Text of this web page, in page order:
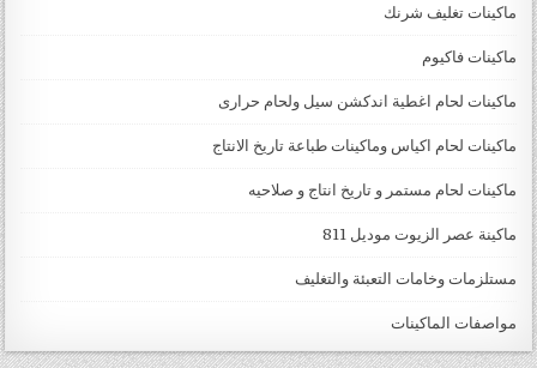
ماكينات تغليف شرنك
ماكينات فاكيوم
ماكينات لحام اغطية اندكشن سيل ولحام حرارى
ماكينات لحام اكياس وماكينات طباعة تاريخ الانتاج
ماكينات لحام مستمر و تاريخ انتاج و صلاحيه
ماكينة عصر الزيوت موديل 811
مستلزمات وخامات التعبئة والتغليف
مواصفات الماكينات